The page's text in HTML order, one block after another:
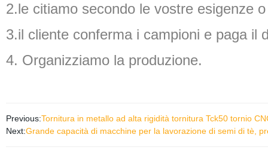
2.le citiamo secondo le vostre esigenze
3.il cliente conferma i campioni e paga il
4. Organizziamo la produzione.
Previous:Tornitura in metallo ad alta rigidità tornitura Tck50 tornio
Next:Grande capacità di macchine per la lavorazione di semi di tè,